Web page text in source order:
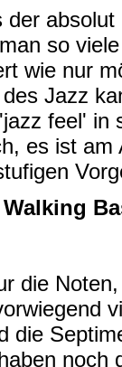
so
wie nur
Jazz
feel' in
es ist
die
die
noch